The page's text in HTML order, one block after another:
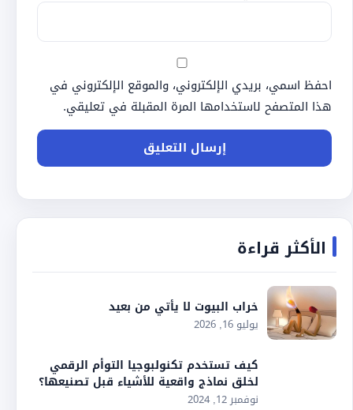
احفظ اسمي، بريدي الإلكتروني، والموقع الإلكتروني في
هذا المتصفح لاستخدامها المرة المقبلة في تعليقي.
الأكثر قراءة
خراب البيوت لا يأتي من بعيد
يوليو 16, 2026
كيف تستخدم تكنولبوجيا التوأم الرقمي
لخلق نماذج واقعية للأشياء قبل تصنيعها؟
نوفمبر 12, 2024